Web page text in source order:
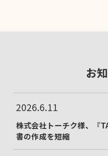
お
2026.6.11
株式会社トーチク様、『
書の作成を短縮